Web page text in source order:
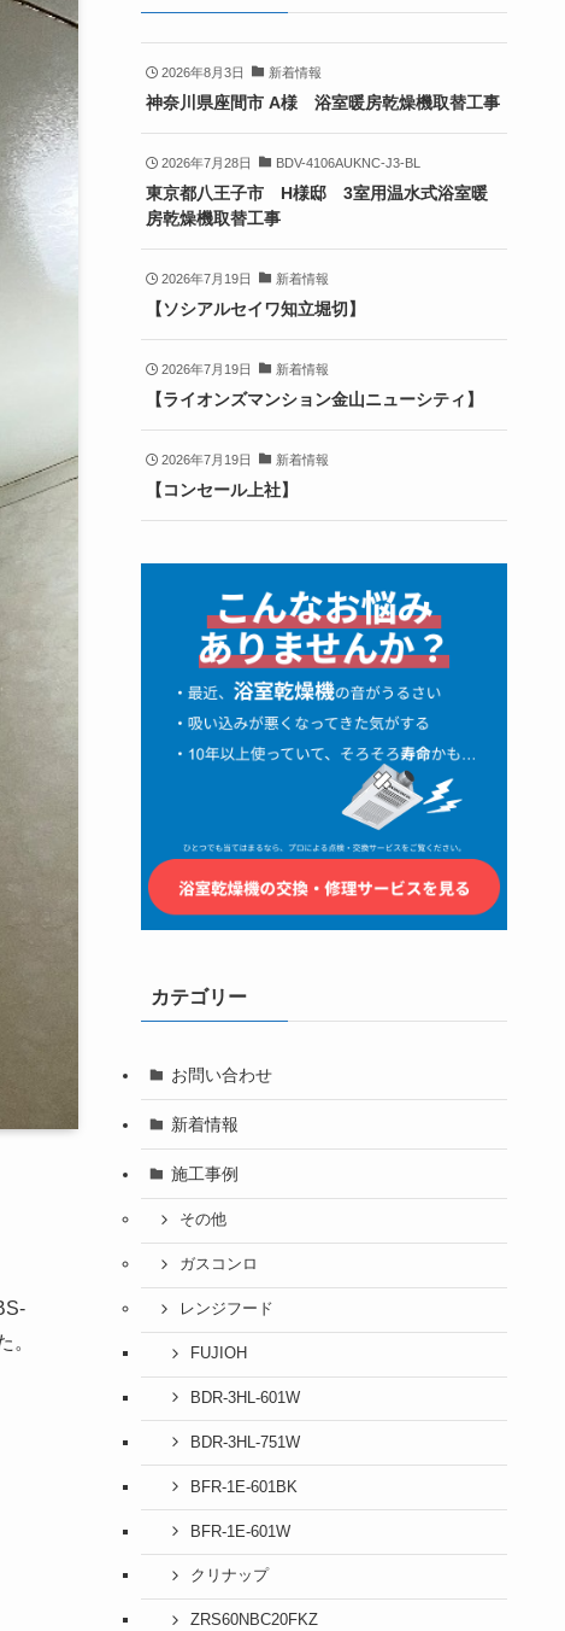
。
2026年8月3日 新着情報
神奈川県座間市 A様 浴室暖房乾燥機取替工事
2026年7月28日 BDV-4106AUKNC-J3-BL
東京都八王子市 H様邸 3室用温水式浴室暖
房乾燥機取替工事
2026年7月19日 新着情報
【ソシアルセイワ知立堀切】
2026年7月19日 新着情報
【ライオンズマンション金山ニューシティ】
2026年7月19日 新着情報
【コンセール上社】
カテゴリー
お問い合わせ
新着情報
施工事例
その他
ガスコンロ
レンジフード
FUJIOH
BDR-3HL-601W
BDR-3HL-751W
BFR-1E-601BK
BFR-1E-601W
クリナップ
ZRS60NBC20FKZ